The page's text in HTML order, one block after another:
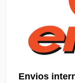
Envios